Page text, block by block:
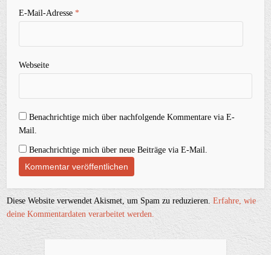
E-Mail-Adresse*
Webseite
Benachrichtige mich über nachfolgende Kommentare via E-
Mail.
Benachrichtige mich über neue Beiträge via E-Mail.
Diese Website verwendet Akismet, um Spam zu reduzieren.Erfahre, wie
deine Kommentardaten verarbeitet werden.